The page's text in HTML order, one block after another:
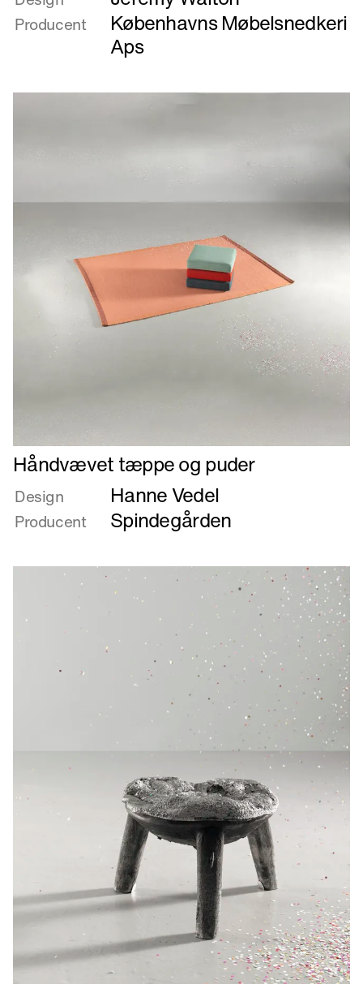
Giv
en
Producent
Københavns Møbelsnedkeri
Aps
Læs
mere
om
Håndvævet
tæppe
puder
Håndvævet tæppe og puder
Design Hanne Vedel
Producent Spindegården